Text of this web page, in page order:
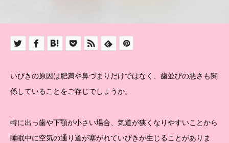
いびきの原因は肥満や鼻づまりだけではなく、歯並びの悪さも関
係していることをご存じでしょうか。
特に出っ歯や下顎が小さい場合、気道が狭くなりやすいことから
睡眠中に空気の通り道が塞がれていびきが生じることがありま